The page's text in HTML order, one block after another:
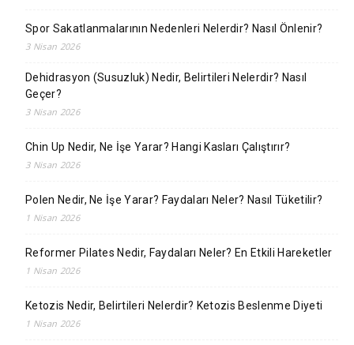
Spor Sakatlanmalarının Nedenleri Nelerdir? Nasıl Önlenir?
3 Nisan 2026
Dehidrasyon (Susuzluk) Nedir, Belirtileri Nelerdir? Nasıl
Geçer?
3 Nisan 2026
Chin Up Nedir, Ne İşe Yarar? Hangi Kasları Çalıştırır?
3 Nisan 2026
Polen Nedir, Ne İşe Yarar? Faydaları Neler? Nasıl Tüketilir?
1 Nisan 2026
Reformer Pilates Nedir, Faydaları Neler? En Etkili Hareketler
1 Nisan 2026
Ketozis Nedir, Belirtileri Nelerdir? Ketozis Beslenme Diyeti
1 Nisan 2026